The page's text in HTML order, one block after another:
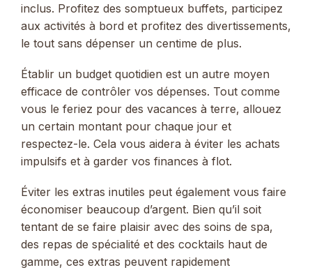
inclus. Profitez des somptueux buffets, participez
aux activités à bord et profitez des divertissements,
le tout sans dépenser un centime de plus.
Établir un budget quotidien est un autre moyen
efficace de contrôler vos dépenses. Tout comme
vous le feriez pour des vacances à terre, allouez
un certain montant pour chaque jour et
respectez-le. Cela vous aidera à éviter les achats
impulsifs et à garder vos finances à flot.
Éviter les extras inutiles peut également vous faire
économiser beaucoup d’argent. Bien qu’il soit
tentant de se faire plaisir avec des soins de spa,
des repas de spécialité et des cocktails haut de
gamme, ces extras peuvent rapidement